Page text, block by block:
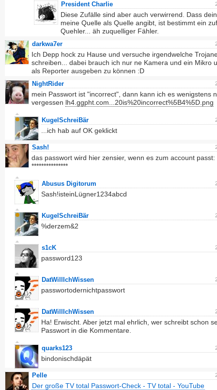
President Charlie
Diese Zufälle sind aber auch verwirrend. Dass
meine Quelle als Quelle angibt, ist bestimmt ein
Quehler... äh zuquelliger Fähler.
darkwa7er
Ich Depp hock zu Hause und versuche irgendwelche
schreiben... dabei brauch ich nur ne Kamera und ein Mikro
als Reporter ausgeben zu können :D
NightRider
mein Passwort ist "incorrect", dann kann ich es wenigstens
vergessen lh4.ggpht.com...20is%20incorrect%5B4%5D.png
KugelSchreiBär
...ich hab auf OK geklickt
Sash!
das passwort wird hier zensier, wenn es zum account passt:
***************
Abusus Digitorum
Sash!isteinLügner1234abcd
KugelSchreiBär
%derzem&2
s1cK
password123
DatWillIchWissen
passwortodernichtpasswort
DatWillIchWissen
Ha! Erwischt. Aber jetzt mal ehrlich, wer schreibt schon
Passwort in die Kommentare.
quarks123
bindonischdäpät
Pelle
Der große TV total Passwort-Check - TV total - YouTube